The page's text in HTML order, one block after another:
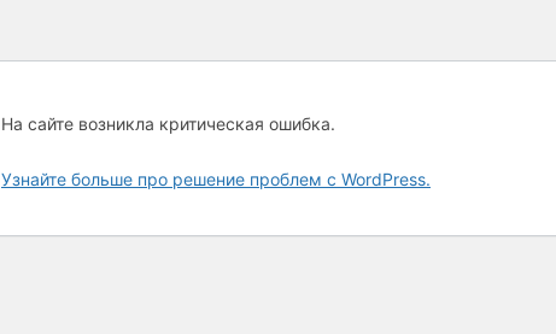
На сайте возникла критическая ошибка.
Узнайте больше про решение проблем с WordPress.